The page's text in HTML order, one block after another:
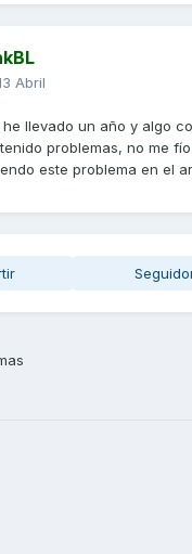
Abril
llevado un año y algo
problemas, no me
este problema en el